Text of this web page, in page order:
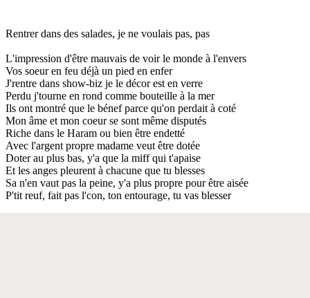
Rentrer dans des salades, je ne voulais pas, pas
L'impression d'être mauvais de voir le monde à l'envers
Vos soeur en feu déjà un pied en enfer
J'rentre dans show-biz je le décor est en verre
Perdu j'tourne en rond comme bouteille à la mer
Ils ont montré que le bénef parce qu'on perdait à coté
Mon âme et mon coeur se sont même disputés
Riche dans le Haram ou bien être endetté
Avec l'argent propre madame veut être dotée
Doter au plus bas, y'a que la miff qui t'apaise
Et les anges pleurent à chacune que tu blesses
Sa n'en vaut pas la peine, y'a plus propre pour être aisée
P'tit reuf, fait pas l'con, ton entourage, tu vas blesser